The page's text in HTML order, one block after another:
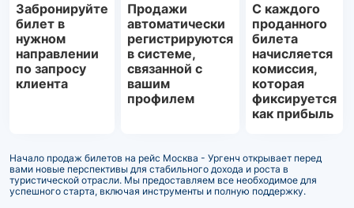
Забронируйте
билет в
нужном
направлении
по запросу
клиента
Продажи
автоматически
регистрируются
в системе,
связанной с
вашим
профилем
С каждого
проданного
билета
начисляется
комиссия,
которая
фиксируется
как прибыль
Начало продаж билетов на рейс Москва - Ургенч открывает перед
вами новые перспективы для стабильного дохода и роста в
туристической отрасли. Мы предоставляем все необходимое для
успешного старта, включая инструменты и полную поддержку.